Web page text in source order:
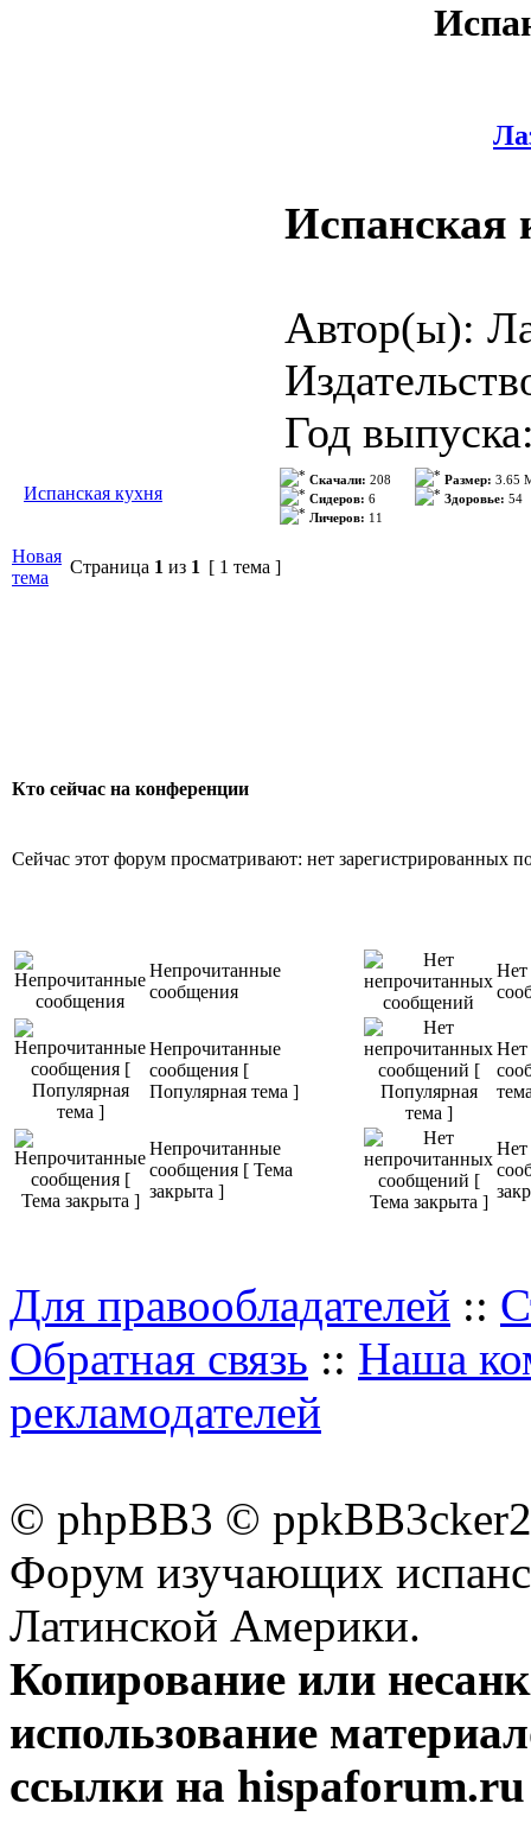
Испанская
Автор(ы):
Год
Страниц: 63
Формат:
другие
Испанская кухня
Скачали: 208
Сидеров: 6
Личеров: 11
Размер: 3.65
Здоровье: 54
Новая
тема
Страница 1 из 1 [ 1 тема ]
Кто сейчас на конференции
Сейчас этот форум просматривают: нет зарегистрированных
Непрочитанные
сообщения
Нет
Непрочитанные
сообщения [
Популярная тема ]
Нет
Непрочитанные
сообщения [ Тема
закрыта ]
Нет
Для правообладателей ::
Обратная связь :: Наша
рекламодателей
© phpBB3 ©
Форум изучающих
Латинской Америки.
Копирование или
использование
ссылки на hispaforum.ru